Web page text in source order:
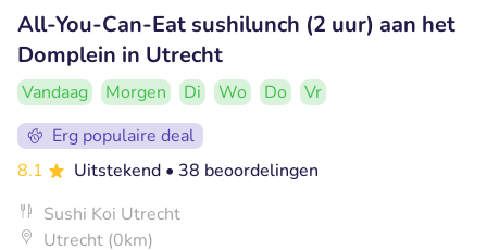
All-You-Can-Eat sushilunch (2 uur) aan het
Domplein in Utrecht
Vandaag Morgen Di Wo Do
Vr
Erg populaire deal
8.1
Uitstekend • 38 beoordelingen
Sushi Koi Utrecht
Utrecht (0km)